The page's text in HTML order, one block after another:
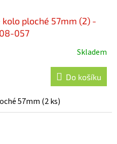
ploché 57mm (2) -
057
Skladem
Do košíku
57mm (2 ks)